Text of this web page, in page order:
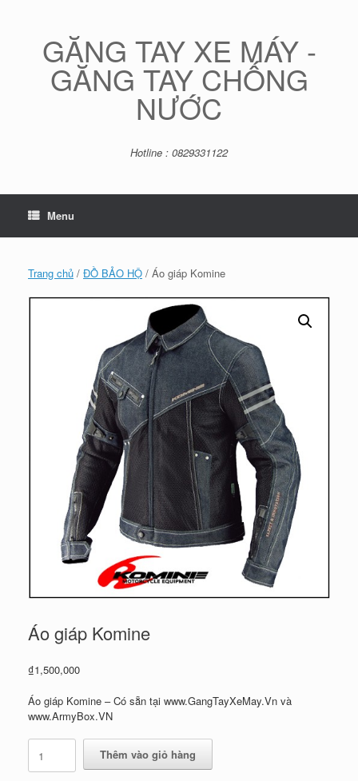
GĂNG TAY XE MÁY -
GĂNG TAY CHỐNG
NƯỚC
Hotline : 0829331122
Menu
Trang chủ / ĐỒ BẢO HỘ / Áo giáp Komine
Áo giáp Komine
₫1,500,000
Áo giáp Komine – Có sẵn tại www.GangTayXeMay.Vn và
www.ArmyBox.VN
Áo
giáp
Komine
Thêm vào giỏ hàng